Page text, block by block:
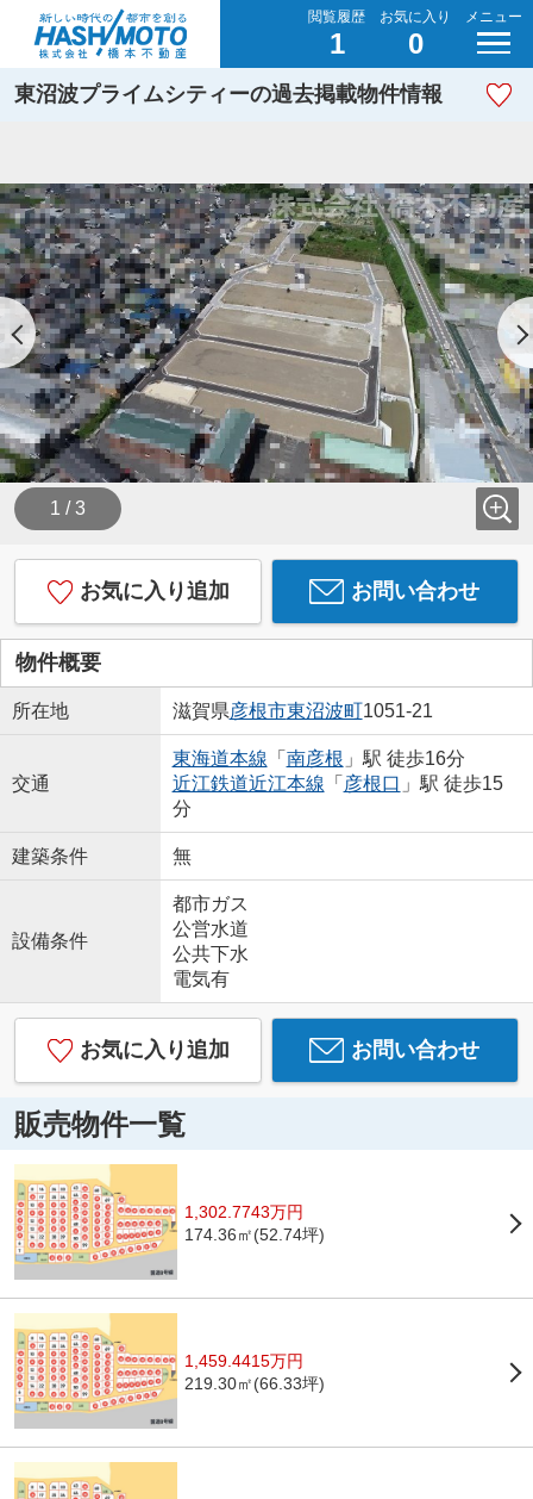
閲覧履歴
1
お気に入り
0
メニュー
東沼波プライムシティーの過去掲載物件情報
1 / 3
お気に入り追加 お問い合わせ
物件概要
所在地 滋賀県彦根市東沼波町1051-21
交通
東海道本線 「 南彦根 」駅 徒歩16分
近江鉄道近江本線 「 彦根口 」駅 徒歩15
分
建築条件 無
設備条件
都市ガス
公営水道
公共下水
電気有
お気に入り追加 お問い合わせ
販売物件一覧
1,302.7743万円
174.36㎡(52.74坪)
1,459.4415万円
219.30㎡(66.33坪)